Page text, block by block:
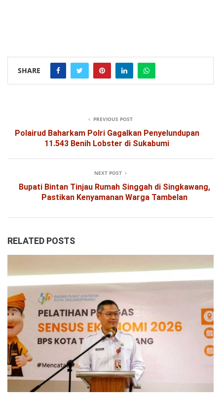
SHARE
PREVIOUS POST
Polairud Baharkam Polri Gagalkan Penyelundupan
11.543 Benih Lobster di Sukabumi
NEXT POST
Bupati Bintan Tinjau Rumah Singgah di Singkawang,
Pastikan Kenyamanan Warga Tambelan
RELATED POSTS